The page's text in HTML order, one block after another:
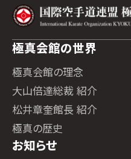
極真会館の世界
極真会館の理念
大山倍達総裁 紹介
松井章奎館長 紹介
極真の歴史
お知らせ